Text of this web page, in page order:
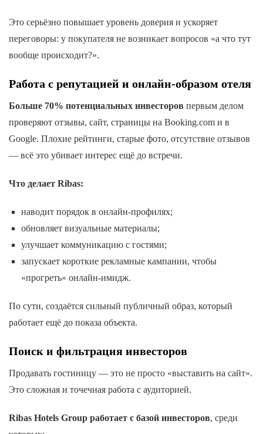
Это серьёзно повышает уровень доверия и ускоряет
переговоры: у покупателя не возникает вопросов «а что тут
вообще происходит?».
Работа с репутацией и онлайн-образом отеля
Больше 70% потенциальных инвесторов первым делом
проверяют отзывы, сайт, страницы на Booking.com и в
Google. Плохие рейтинги, старые фото, отсутствие отзывов
— всё это убивает интерес ещё до встречи.
Что делает Ribas:
наводит порядок в онлайн-профилях;
обновляет визуальные материалы;
улучшает коммуникацию с гостями;
запускает короткие рекламные кампании, чтобы
«прогреть» онлайн-имидж.
По сути, создаётся сильный публичный образ, который
работает ещё до показа объекта.
Поиск и фильтрация инвесторов
Продавать гостиницу — это не просто «выставить на сайт».
Это сложная и точечная работа с аудиторией.
Ribas Hotels Group работает с базой инвесторов, среди